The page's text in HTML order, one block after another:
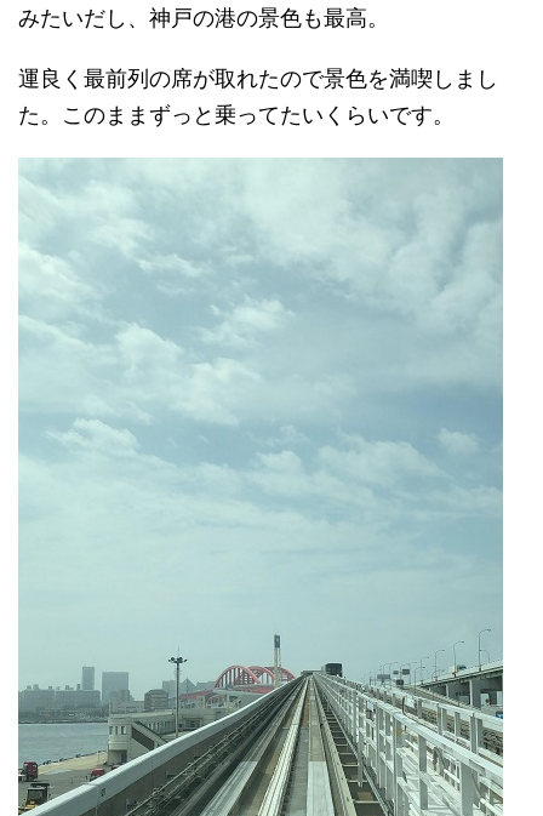
みたいだし、神戸の港の景色も最高。
運良く最前列の席が取れたので景色を満喫しまし
た。このままずっと乗ってたいくらいです。